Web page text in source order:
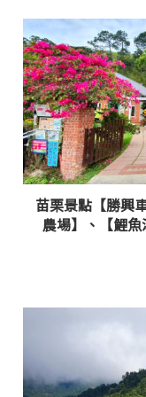
苗栗景點【勝興
農場】、【鯉